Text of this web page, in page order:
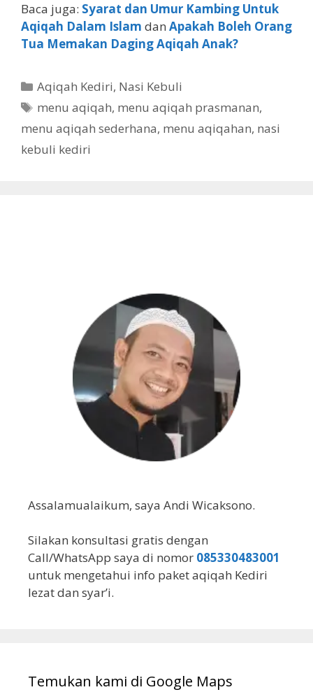
Baca juga: Syarat dan Umur Kambing Untuk
Aqiqah Dalam Islam dan Apakah Boleh Orang
Tua Memakan Daging Aqiqah Anak?
Aqiqah Kediri, Nasi Kebuli
menu aqiqah, menu aqiqah prasmanan,
menu aqiqah sederhana, menu aqiqahan, nasi
kebuli kediri
Assalamualaikum, saya Andi Wicaksono.
Silakan konsultasi gratis dengan
Call/WhatsApp saya di nomor 085330483001
untuk mengetahui info paket aqiqah Kediri
lezat dan syar’i.
Temukan kami di Google Maps